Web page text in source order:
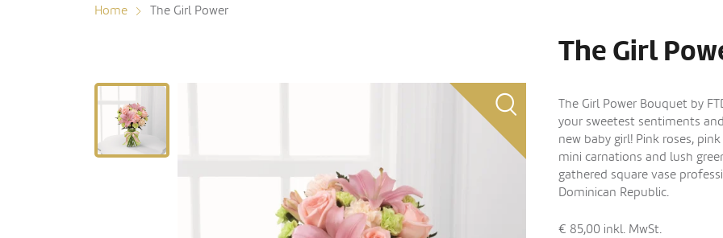
Home The Girl Power
The Girl
The Girl Power Bouquet by
your sweetest sentiments
new baby girl! Pink roses,
mini carnations and lush
gathered square vase
Dominican Republic.
€ 85,00 inkl. MwSt.